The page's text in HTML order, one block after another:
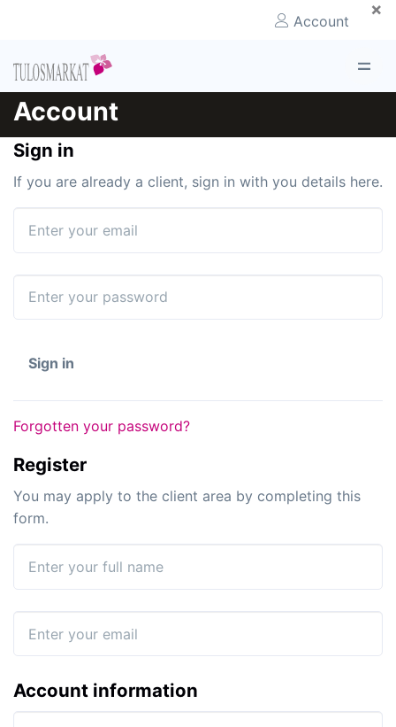
×
Account
Account
Sign in
If you are already a client, sign in with you details here.
Sign in
Forgotten your password?
Register
You may apply to the client area by completing this
form.
Account information